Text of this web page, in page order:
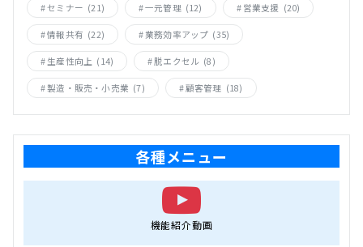
セミナー (21) 一元管理 (12) 営業支援 (20)
情報共有 (22) 業務効率アップ (35)
生産性向上 (14) 脱エクセル (8)
製造・販売・小売業 (7) 顧客管理 (18)
各種メニュー
機能紹介動画